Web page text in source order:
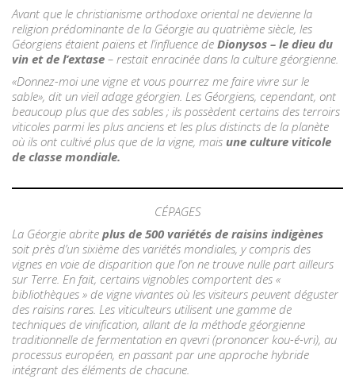
Avant que le christianisme orthodoxe oriental ne devienne la
religion prédominante de la Géorgie au quatrième siècle, les
Géorgiens étaient païens et l’influence de Dionysos – le dieu du
vin et de l’extase – restait enracinée dans la culture géorgienne.
«Donnez-moi une vigne et vous pourrez me faire vivre sur le
sable», dit un vieil adage géorgien. Les Géorgiens, cependant, ont
beaucoup plus que des sables ; ils possèdent certains des terroirs
viticoles parmi les plus anciens et les plus distincts de la planète
où ils ont cultivé plus que de la vigne, mais une culture viticole
de classe mondiale.
CÉPAGES
La Géorgie abrite plus de 500 variétés de raisins indigènes
soit près d’un sixième des variétés mondiales, y compris des
vignes en voie de disparition que l’on ne trouve nulle part ailleurs
sur Terre. En fait, certains vignobles comportent des «
bibliothèques » de vigne vivantes où les visiteurs peuvent déguster
des raisins rares. Les viticulteurs utilisent une gamme de
techniques de vinification, allant de la méthode géorgienne
traditionnelle de fermentation en qvevri (prononcer kou-é-vri), au
processus européen, en passant par une approche hybride
intégrant des éléments de chacune.